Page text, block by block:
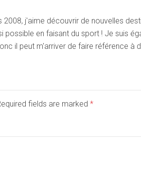
j'aime découvrir de nouvelles
possible en faisant du sport ! Je suis
il peut m'arriver de faire référence à
fields are marked *